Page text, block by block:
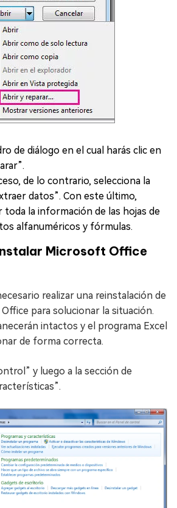
de diálogo en el cual harás clic en
de lo contrario, selecciona la
datos”. Con este último,
toda la información de las hojas de
alfanuméricos y fórmulas.
Microsoft Office
realizar una reinstalación de
para solucionar la situación.
intactos y el programa Excel
de forma correcta.
y luego a la sección de